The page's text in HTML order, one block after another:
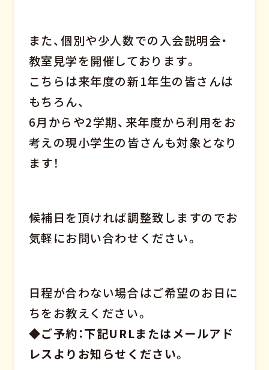
また、個別や少人数での入会説明会・
教室見学を開催しております。
こちらは来年度の新1年生の皆さんは
もちろん、
6月からや2学期、来年度から利用をお
考えの現小学生の皆さんも対象となり
ます！
候補日を頂ければ調整致しますのでお
気軽にお問い合わせください。
日程が合わない場合はご希望のお日に
ちをお教えください。
◆ご予約：下記URLまたはメールアド
レスよりお知らせください。